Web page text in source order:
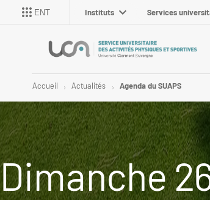
ENT Instituts Services
Accueil Actualités Agenda du SUAPS
Dimanche